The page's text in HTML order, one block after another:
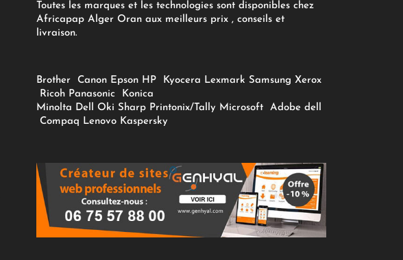
Toutes les marques et les technologies sont disponibles chez
Africapap Alger Oran aux meilleurs prix , conseils et
livraison.
Brother Canon Epson HP Kyocera Lexmark Samsung Xerox
Ricoh Panasonic
Konica
Minolta Dell Oki Sharp Printonix/Tally Microsoft Adobe dell
Compaq Lenovo Kaspersky